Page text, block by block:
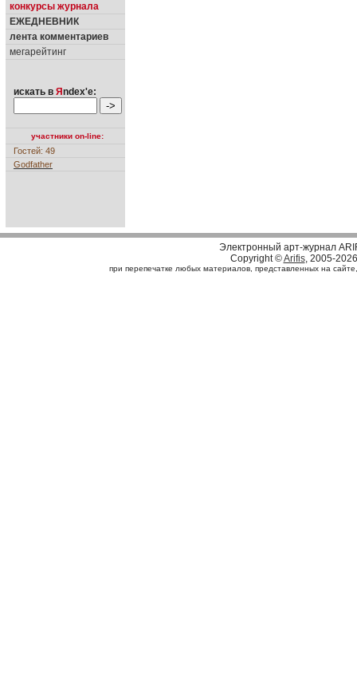
конкурсы журнала
ЕЖЕДНЕВНИК
лента комментариев
мегарейтинг
искать в Я ndex'е:
участники on-line:
Гостей: 49
Godfather
Электронный арт-журнал
Copyright ©Arifis, 2005-2026
при перепечатке любых материалов, представленных на